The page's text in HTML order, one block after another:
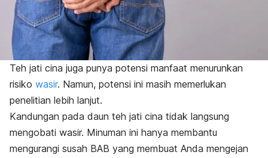
Teh jati cina juga punya potensi manfaat menurunkan
risiko wasir. Namun, potensi ini masih memerlukan
penelitian lebih lanjut.
Kandungan pada daun teh jati cina tidak langsung
mengobati wasir. Minuman ini hanya membantu
mengurangi susah BAB yang membuat Anda mengejan